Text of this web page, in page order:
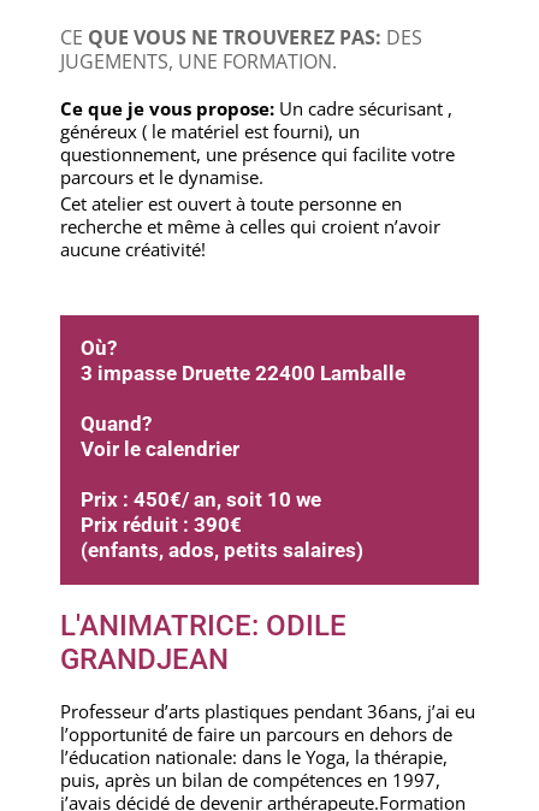
CE QUE VOUS NE TROUVEREZ PAS: DES
JUGEMENTS, UNE FORMATION.
Ce que je vous propose: Un cadre sécurisant ,
généreux ( le matériel est fourni), un
questionnement, une présence qui facilite votre
parcours et le dynamise.
Cet atelier est ouvert à toute personne en
recherche et même à celles qui croient n’avoir
aucune créativité!
Où?
3 impasse Druette 22400 Lamballe
Quand?
Voir le calendrier
Prix :450€/ an, soit 10 we
Prix réduit : 390€
(enfants, ados, petits salaires)
L'ANIMATRICE: ODILE
GRANDJEAN
Professeur d’arts plastiques pendant 36ans, j’ai eu
l’opportunité de faire un parcours en dehors de
l’éducation nationale: dans le Yoga, la thérapie,
puis, après un bilan de compétences en 1997,
j’avais décidé de devenir arthérapeute.Formation